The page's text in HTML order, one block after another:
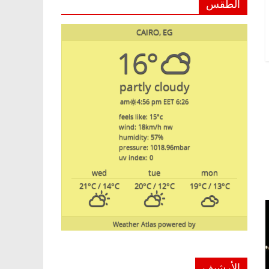
الطقس
CAIRO, EG
16°
partly cloudy
6:26 am
4:56 pm EET
feels like: 15°c
wind: 18km/h nw
humidity: 57%
pressure: 1018.96mbar
uv index: 0
mon
tue
wed
19°C/ 13°C
20°C/ 12°C
21°C/ 14°C
powered by
Weather Atlas